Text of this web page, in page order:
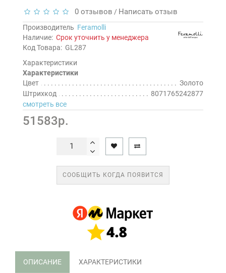
0 отзывов / Написать отзыв
Производитель Feramolli
Наличие: Срок уточнить у менеджера
Код Товара: GL287
Характеристики
Характеристики
Цвет
Золото
Штрихкод
8071765242877
смотреть все
51583р.
СООБЩИТЬ КОГДА ПОЯВИТСЯ
ОПИСАНИЕ ХАРАКТЕРИСТИКИ